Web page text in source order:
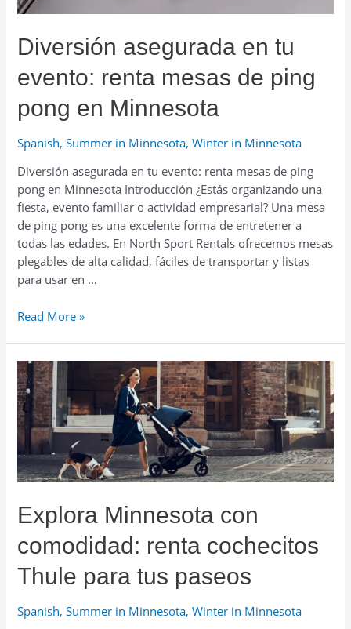
futbolito
Minnesota
Diversión asegurada en tu
evento: renta mesas de ping
pong en Minnesota
Spanish,Summer in Minnesota,Winter in Minnesota
Diversión asegurada en tu evento: renta mesas de ping
pong en Minnesota Introducción ¿Estás organizando una
fiesta, evento familiar o actividad empresarial? Una mesa
de ping pong es una excelente forma de entretener a
todas las edades. En North Sport Rentals ofrecemos mesas
plegables de alta calidad, fáciles de transportar y listas
para usar en …
Diversión
tu
evento:
renta
mesas
de
ping
pong
Minnesota
Read More »
Explora Minnesota con
comodidad: renta cochecitos
Thule para tus paseos
Spanish,Summer in Minnesota,Winter in Minnesota